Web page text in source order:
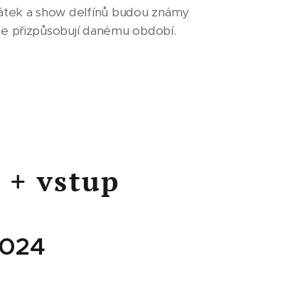
a show delfínů budou známy
přizpůsobují danému období.
vstup